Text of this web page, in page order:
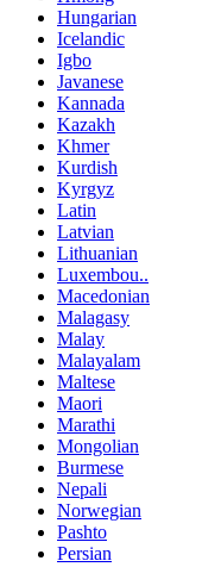
Hungarian
Icelandic
Igbo
Javanese
Kannada
Kazakh
Khmer
Kurdish
Kyrgyz
Latin
Latvian
Lithuanian
Luxembou..
Macedonian
Malagasy
Malay
Malayalam
Maltese
Maori
Marathi
Mongolian
Burmese
Nepali
Norwegian
Pashto
Persian